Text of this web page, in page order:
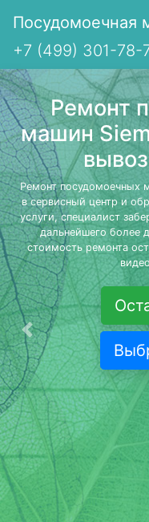
+7 (499) 301-78-
Ремонт
машин
Ремонт посудомоечных
в сервисный центр и
услуги, специалист
дальнейшего более
стоимость ремонта
Предыдущая